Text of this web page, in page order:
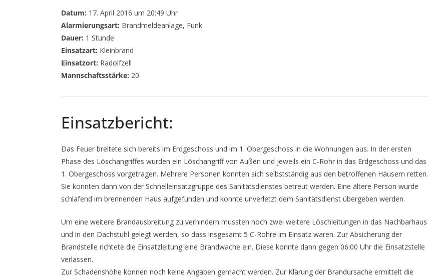
Datum: 17. April 2016 um 20:49 Uhr
Alarmierungsart: Brandmeldeanlage, Funk
Dauer: 1 Stunde
Einsatzart: Kleinbrand
Einsatzort: Radolfzell
Mannschaftsstärke: 20
Einsatzbericht:
Das Feuer breitete sich bereits im Erdgeschoss und im 1. Obergeschoss in die Wohnungen aus. In der ersten
Phase des Löschangriffes wurden ein Löschangriff von Außen und jeweils ein C-Rohr in das Erdgeschoss und das
1. Obergeschoss vorgetragen. Mehrere Personen konnten sich selbstständig aus den betroffenen Häusern retten.
Sie konnten dann von der Schnelleinsatzgruppe des Sanitätsdienstes betreut werden. Eine ältere Person wurde
schlafend im brennenden Haus aufgefunden und konnte unverletzt dem Sanitätsdienst übergeben werden.
Um eine weitere Brandausbreitung zu verhindern mussten noch zwei weitere Löschleitungen in das Nachbarhaus
und in den Dachstuhl gelegt werden, so dass insgesamt 5 C-Rohre im Einsatz waren. Zur Absicherung der
Brandstelle richtete die Einsatzleitung eine Brandwache ein. Diese konnte dann gegen 06:00 Uhr die Einsatzstelle
verlassen.
Zur Schadenshöhe können noch keine Angaben gemacht werden. Zur Klärung der Brandursache ermittelt die